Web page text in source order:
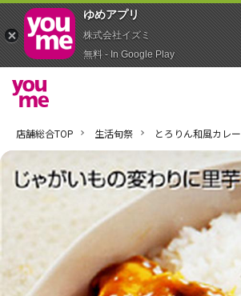
店舗総合TOP 生活旬祭 とろりん和風カレー
ゆめアプ‪リ‬
株式会社イズミ
無料 - In Google Play